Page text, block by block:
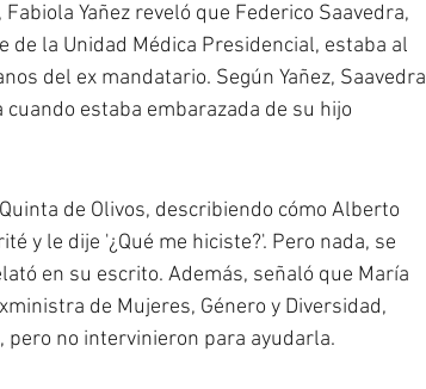
Yañez reveló que Federico Saavedra,
de la Unidad Médica Presidencial, estaba al
del ex mandatario. Según Yañez, Saavedra
estaba embarazada de su hijo
de Olivos, describiendo cómo Alberto
y le dije '¿Qué me hiciste?'. Pero nada, se
en su escrito. Además, señaló que María
de Mujeres, Género y Diversidad,
no intervinieron para ayudarla.